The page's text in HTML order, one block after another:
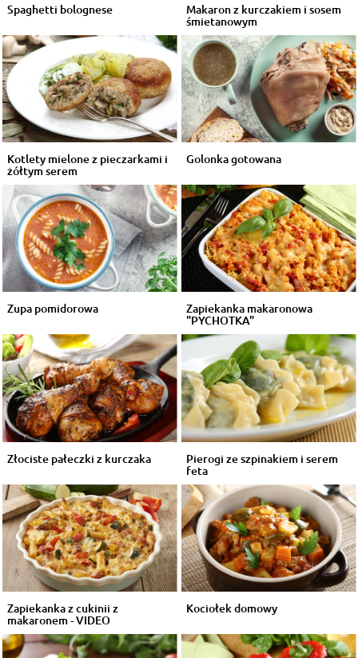
Spaghetti bolognese Makaron z kurczakiem i sosem
śmietanowym
Kotlety mielone z pieczarkami i
żółtym serem
Golonka gotowana
Zupa pomidorowa Zapiekanka makaronowa
"PYCHOTKA"
Złociste pałeczki z kurczaka Pierogi ze szpinakiem i serem
feta
Zapiekanka z cukinii z
makaronem - VIDEO
Kociołek domowy